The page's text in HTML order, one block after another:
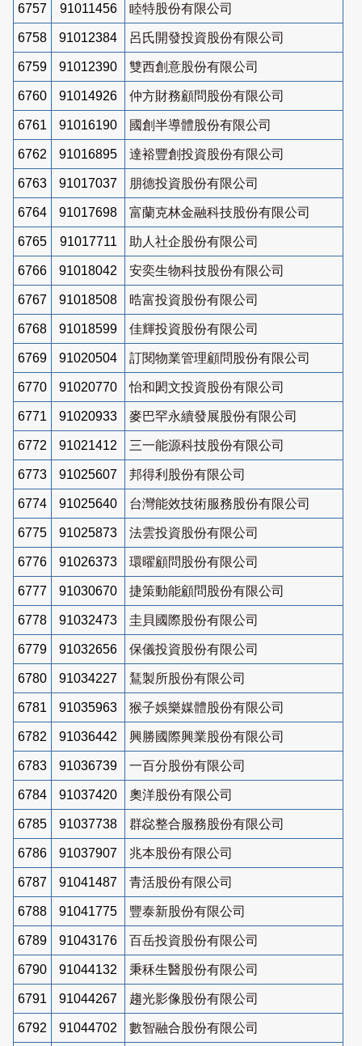
6757 91011456 睦特股份有限公司
6758 91012384 呂氏開發投資股份有限公司
6759 91012390 雙西創意股份有限公司
6760 91014926 仲方財務顧問股份有限公司
6761 91016190 國創半導體股份有限公司
6762 91016895 達裕豐創投資股份有限公司
6763 91017037 朋德投資股份有限公司
6764 91017698 富蘭克林金融科技股份有限公司
6765 91017711 助人社企股份有限公司
6766 91018042 安奕生物科技股份有限公司
6767 91018508 晧富投資股份有限公司
6768 91018599 佳輝投資股份有限公司
6769 91020504 訂閱物業管理顧問股份有限公司
6770 91020770 怡和閎文投資股份有限公司
6771 91020933 麥巴罕永續發展股份有限公司
6772 91021412 三一能源科技股份有限公司
6773 91025607 邦得利股份有限公司
6774 91025640 台灣能效技術服務股份有限公司
6775 91025873 法雲投資股份有限公司
6776 91026373 環曜顧問股份有限公司
6777 91030670 捷策動能顧問股份有限公司
6778 91032473 圭貝國際股份有限公司
6779 91032656 保儀投資股份有限公司
6780 91034227 鵟製所股份有限公司
6781 91035963 猴子娛樂媒體股份有限公司
6782 91036442 興勝國際興業股份有限公司
6783 91036739 一百分股份有限公司
6784 91037420 奧洋股份有限公司
6785 91037738 群惢整合服務股份有限公司
6786 91037907 兆本股份有限公司
6787 91041487 青活股份有限公司
6788 91041775 豐泰新股份有限公司
6789 91043176 百岳投資股份有限公司
6790 91044132 秉秝生醫股份有限公司
6791 91044267 趨光影像股份有限公司
6792 91044702 數智融合股份有限公司